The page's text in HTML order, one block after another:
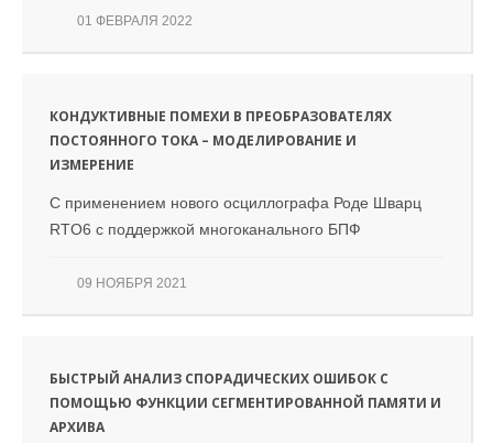
01 ФЕВРАЛЯ 2022
КОНДУКТИВНЫЕ ПОМЕХИ В ПРЕОБРАЗОВАТЕЛЯХ
ПОСТОЯННОГО ТОКА – МОДЕЛИРОВАНИЕ И
ИЗМЕРЕНИЕ
С применением нового осциллографа Роде Шварц
RTO6 c поддержкой многоканального БПФ
09 НОЯБРЯ 2021
БЫСТРЫЙ АНАЛИЗ СПОРАДИЧЕСКИХ ОШИБОК С
ПОМОЩЬЮ ФУНКЦИИ СЕГМЕНТИРОВАННОЙ ПАМЯТИ И
АРХИВА